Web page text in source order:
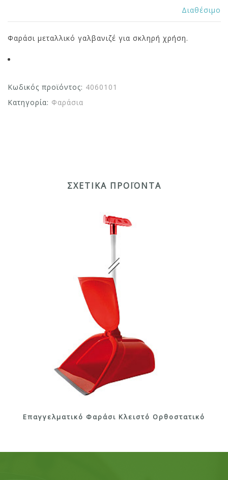
Διαθέσιμο
Φαράσι μεταλλικό γαλβανιζέ για σκληρή χρήση.
Κωδικός προϊόντος: 4060101
Κατηγορία: Φαράσια
ΣΧΕΤΙΚΆ ΠΡΟΪΌΝΤΑ
Επαγγελματικό Φαράσι Κλειστό Ορθοστατικό